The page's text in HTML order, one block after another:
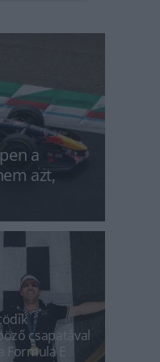
a
azt,
csapatával
E